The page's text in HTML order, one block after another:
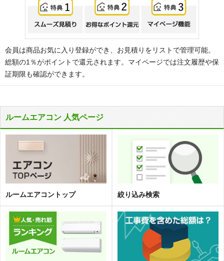
会員は商品お気に入り登録ができ、お見積りをリストで管理可能。
総額の1％がポイントで還元されます。マイページでは注文履歴や保
証期限も確認ができます。
ルームエアコン 人気ページ
ルームエアコントップ 絞り込み検索